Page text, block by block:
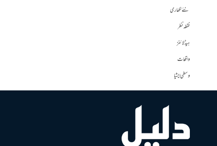
نئے لکھاری
نقطہ نظر
ہیڈلائنز
واقعات
وسطی ایشیا